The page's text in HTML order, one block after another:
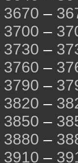
3670 –
3700 –
3730 –
3760 –
3790 –
3820 –
3850 –
3880 –
3910 –